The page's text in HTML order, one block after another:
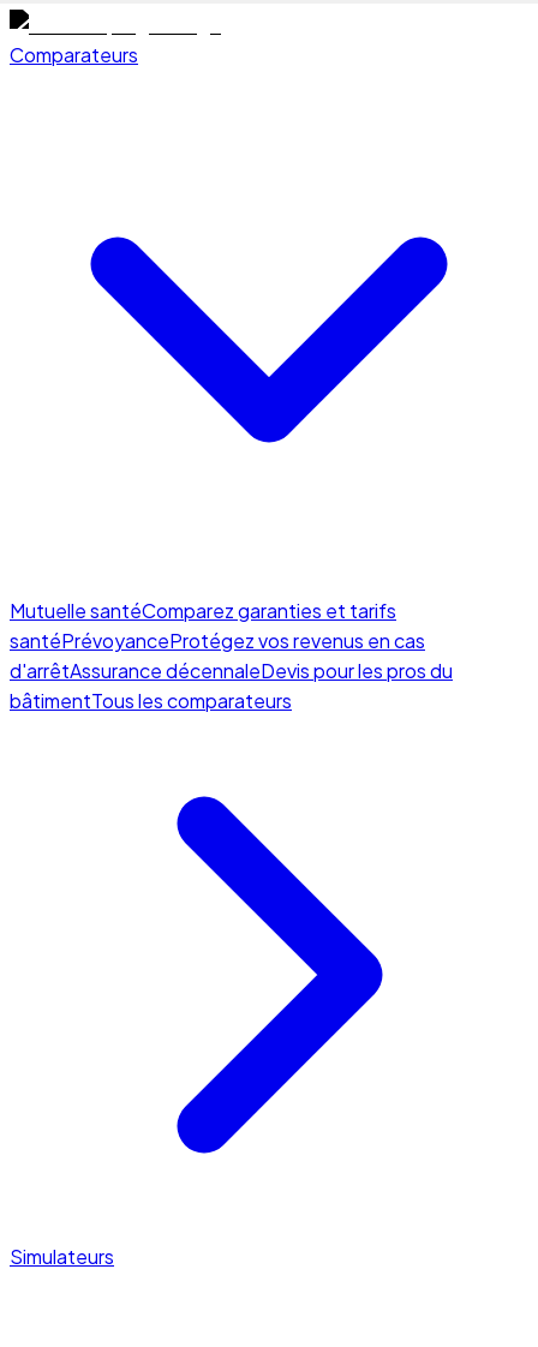
Comparateurs
Mutuelle santéComparez garanties et tarifs
santéPrévoyanceProtégez vos revenus en cas
d'arrêtAssurance décennaleDevis pour les pros du
bâtimentTous les comparateurs
Simulateurs